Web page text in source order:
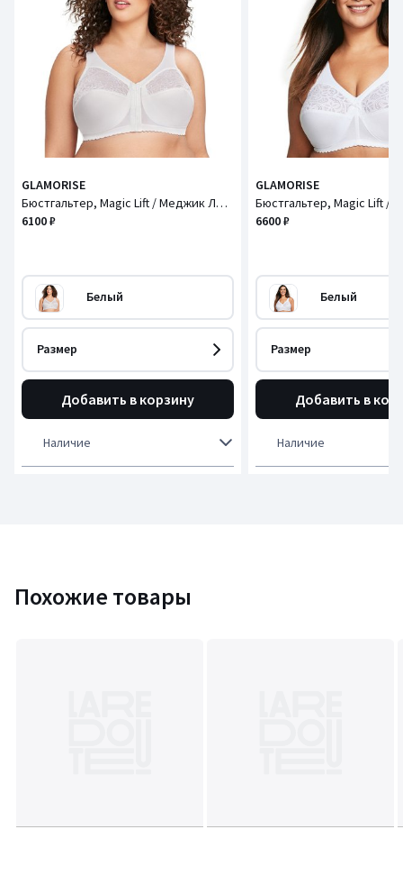
GLAMORISE
Бюстгальтер, Magic Lift / Меджик Лифт
6100 ₽
Белый
Размер
Добавить в корзину
Наличие
GLAMORISE
6600 ₽
Белый
Размер
Добавить в
Наличие
Похожие товары